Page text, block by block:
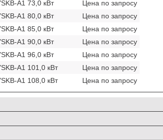
A1 73,0 кВт
Цена по запросу
A1 80,0 кВт
Цена по запросу
A1 85,0 кВт
Цена по запросу
A1 90,0 кВт
Цена по запросу
A1 96,0 кВт
Цена по запросу
A1 101,0 кВт
Цена по запросу
A1 108,0 кВт
Цена по запросу